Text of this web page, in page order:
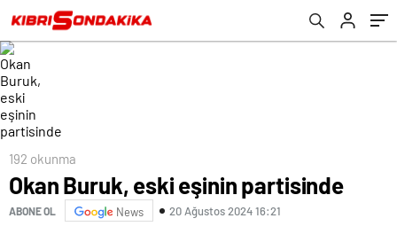
192 okunma
Okan Buruk, eski eşinin partisinde
ABONE OL News 20 Ağustos 2024 16:21